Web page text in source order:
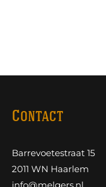
Contact
Barrevoetestraat 15
2011 WN Haarlem